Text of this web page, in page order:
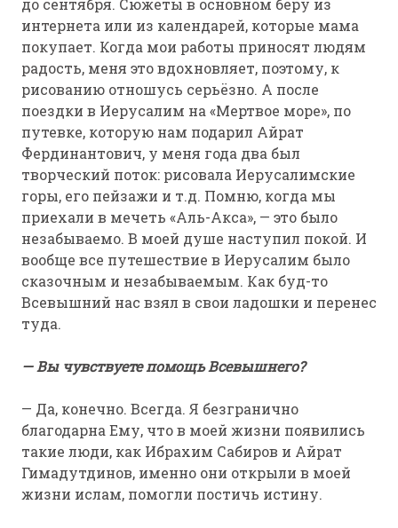
до сентября. Сюжеты в основном беру из
интернета или из календарей, которые мама
покупает. Когда мои работы приносят людям
радость, меня это вдохновляет, поэтому, к
рисованию отношусь серьёзно. А после
поездки в Иерусалим на «Мертвое море», по
путевке, которую нам подарил Айрат
Фердинантович, у меня года два был
творческий поток: рисовала Иерусалимские
горы, его пейзажи и т.д. Помню, когда мы
приехали в мечеть «Аль-Акса», — это было
незабываемо. В моей душе наступил покой. И
вообще все путешествие в Иерусалим было
сказочным и незабываемым. Как буд-то
Всевышний нас взял в свои ладошки и перенес
туда.
— Вы чувствуете помощь Всевышнего?
— Да, конечно. Всегда. Я безгранично
благодарна Ему, что в моей жизни появились
такие люди, как Ибрахим Сабиров и Айрат
Гимадутдинов, именно они открыли в моей
жизни ислам, помогли постичь истину.